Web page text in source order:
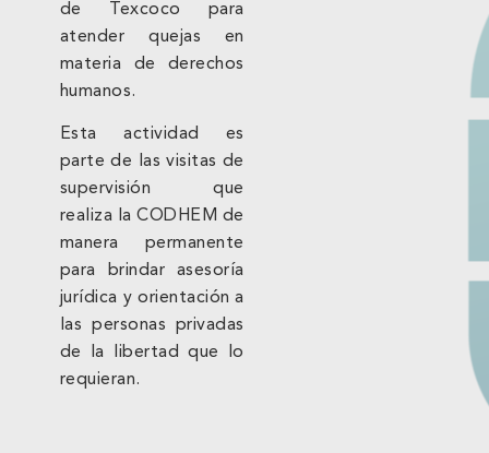
de Texcoco para
atender quejas en
materia de derechos
humanos.
Esta actividad es
parte de las visitas de
supervisión que
realiza la CODHEM de
manera permanente
para brindar asesoría
jurídica y orientación a
las personas privadas
de la libertad que lo
requieran.